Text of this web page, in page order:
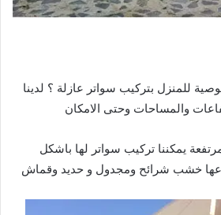
للمنزل بتركيب سواتر عازلة ؟ لدينا
والمساحات وحتى الامكان
يمكننا تركيب سواتر لها باشكل
خشب شرائح ومجدول و حديد وقماش